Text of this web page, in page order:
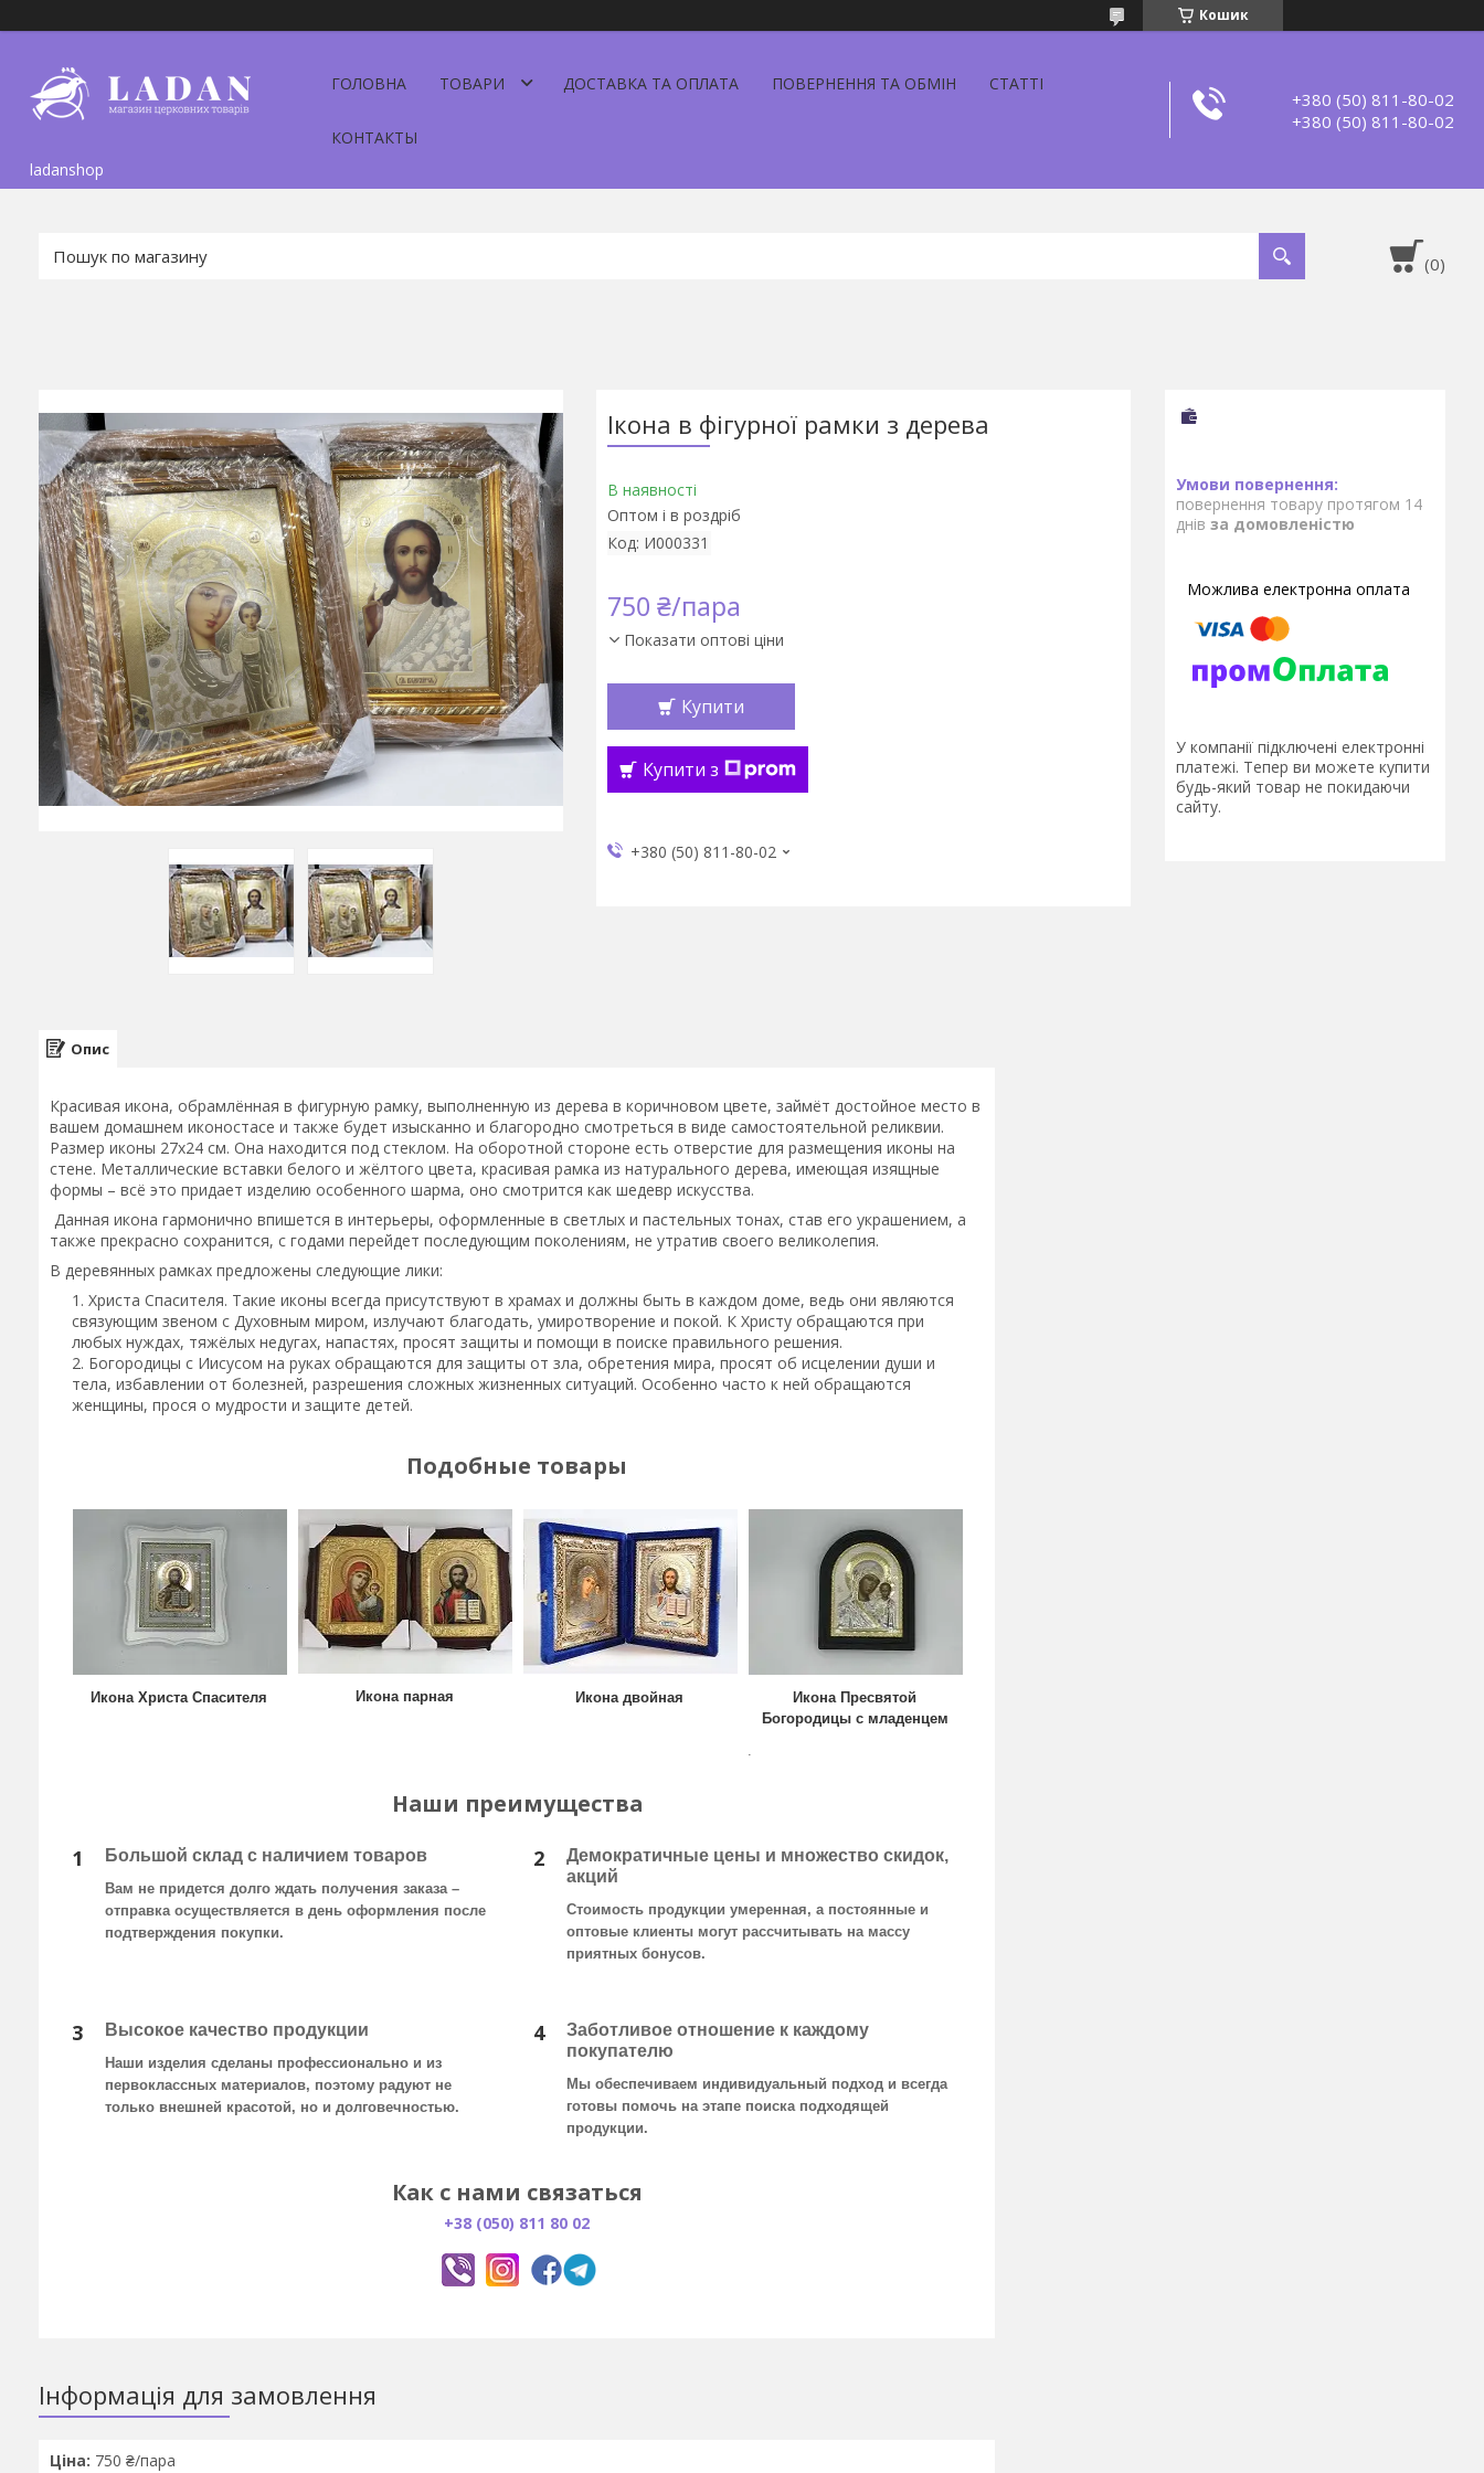
Кошик
ladanshop
ГОЛОВНА ТОВАРИ ДОСТАВКА ТА ОПЛАТА ПОВЕРНЕННЯ ТА ОБМІН СТАТТІ
КОНТАКТЫ
+380 (50) 811-80-02
+380 (50) 811-80-02
Ікона в фігурної рамки з дерева
В наявності
Оптом і в роздріб
Код: И000331
750 ₴/пара
Показати оптові ціни
Купити
Купити з
+380 (50) 811-80-02
повернення товару протягом 14
днів за домовленістю
У компанії підключені електронні
платежі. Тепер ви можете купити
будь-який товар не покидаючи
сайту.
Опис
Красивая икона, обрамлённая в фигурную рамку, выполненную из дерева в коричновом цвете, займёт достойное место в
вашем домашнем иконостасе и также будет изысканно и благородно смотреться в виде самостоятельной реликвии.
Размер иконы 27х24 см. Она находится под стеклом. На оборотной стороне есть отверстие для размещения иконы на
стене. Металлические вставки белого и жёлтого цвета, красивая рамка из натурального дерева, имеющая изящные
формы – всё это придает изделию особенного шарма, оно смотрится как шедевр искусства.
Данная икона гармонично впишется в интерьеры, оформленные в светлых и пастельных тонах, став его украшением, а
также прекрасно сохранится, с годами перейдет последующим поколениям, не утратив своего великолепия.
В деревянных рамках предложены следующие лики:
Христа Спасителя. Такие иконы всегда присутствуют в храмах и должны быть в каждом доме, ведь они являются
связующим звеном с Духовным миром, излучают благодать, умиротворение и покой. К Христу обращаются при
любых нуждах, тяжёлых недугах, напастях, просят защиты и помощи в поиске правильного решения.
Богородицы с Иисусом на руках обращаются для защиты от зла, обретения мира, просят об исцелении души и
тела, избавлении от болезней, разрешения сложных жизненных ситуаций. Особенно часто к ней обращаются
женщины, прося о мудрости и защите детей.
Подобные товары
Икона Христа Спасителя Икона парная Икона двойная
Икона Пресвятой
Богородицы с младенцем
Наши преимущества
1 Большой склад с наличием товаров
Вам не придется долго ждать получения заказа –
отправка осуществляется в день оформления после
подтверждения покупки.
2
Демократичные цены и множество скидок,
акций
Стоимость продукции умеренная, а постоянные и
оптовые клиенты могут рассчитывать на массу
приятных бонусов.
3 Высокое качество продукции
Наши изделия сделаны профессионально и из
первоклассных материалов, поэтому радуют не
только внешней красотой, но и долговечностью.
4
Заботливое отношение к каждому
покупателю
Мы обеспечиваем индивидуальный подход и всегда
готовы помочь на этапе поиска подходящей
продукции.
Как с нами связаться
+38 (050) 811 80 02
Інформація для замовлення
Ціна: 750 ₴/пара